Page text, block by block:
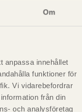
Om
anpassa innehållet
funktioner för
Vi vidarebefordrar
från din
och analysföretag